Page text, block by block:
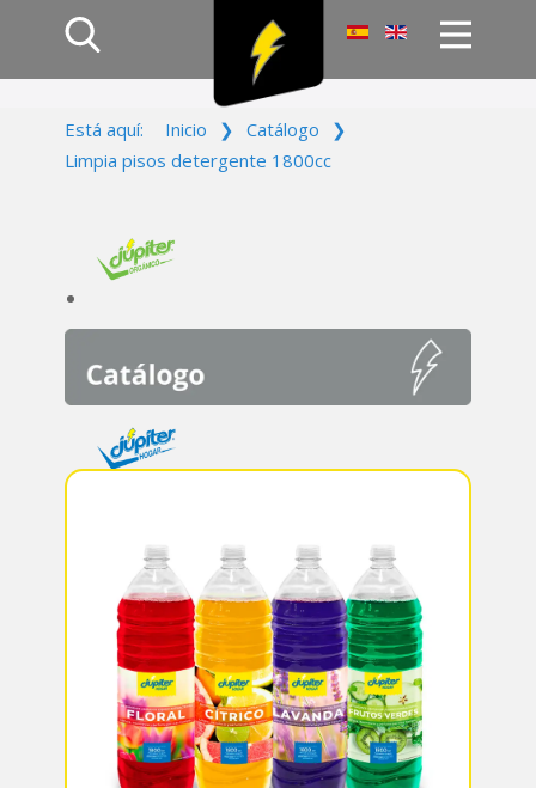
Productos
Campañas
Contacto
Está aquí: Inicio ❯ Catálogo
❯
Limpia pisos detergente 1800cc